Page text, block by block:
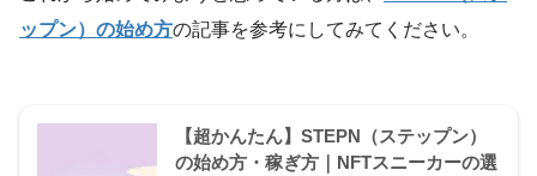
ップン）の始め方の記事を参考にしてみてください。
【超かんたん】STEPN（ステップン）
の始め方・稼ぎ方｜NFTスニーカーの選